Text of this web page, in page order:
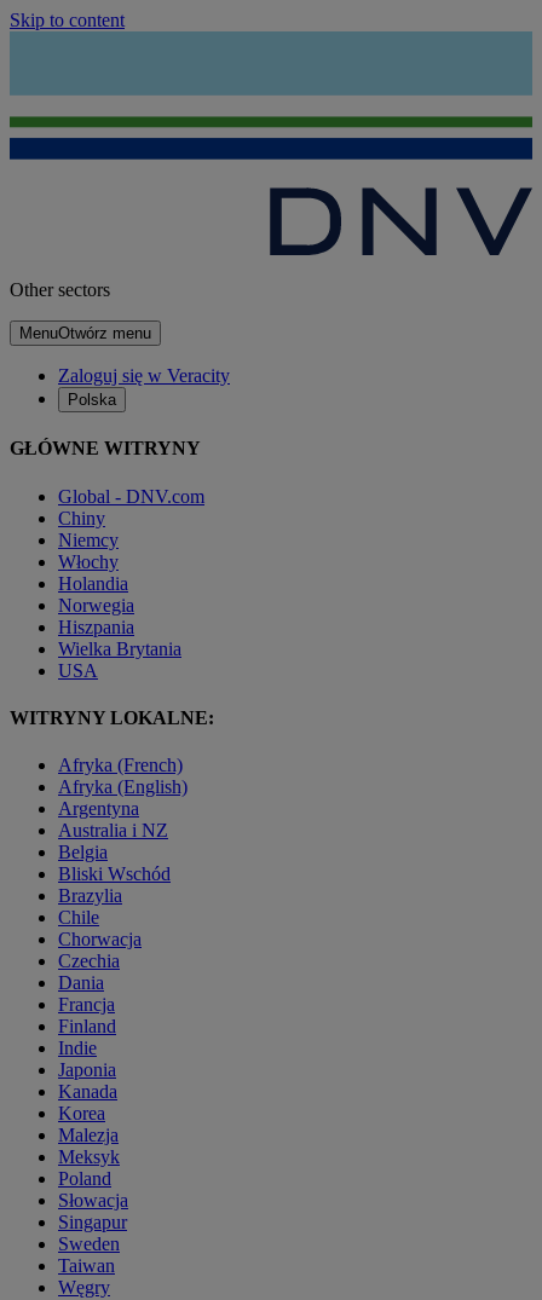
Skip to content
Other sectors
MenuOtwórz menu
Zaloguj się w Veracity
Polska
GŁÓWNE WITRYNY
Global - DNV.com
Chiny
Niemcy
Włochy
Holandia
Norwegia
Hiszpania
Wielka Brytania
USA
WITRYNY LOKALNE:
Afryka (French)
Afryka (English)
Argentyna
Australia i NZ
Belgia
Bliski Wschód
Brazylia
Chile
Chorwacja
Czechia
Dania
Francja
Finland
Indie
Japonia
Kanada
Korea
Malezja
Meksyk
Poland
Słowacja
Singapur
Sweden
Taiwan
Węgry